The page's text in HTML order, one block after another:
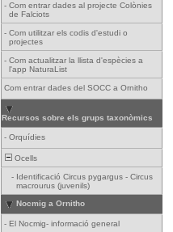
- Com entrar dades al projecte Colònies
de Falciots
- Com utilitzar els codis d'estudi o
projectes
- Com actualitzar la llista d'espècies a
l'app NaturaList
Com entrar dades del SOCC a Ornitho
Recursos sobre els grups taxonòmics
- Orquídies
Ocells
- Identificació Circus pygargus - Circus
macrourus (juvenils)
Nocmig a Ornitho
- El Nocmig- informació general